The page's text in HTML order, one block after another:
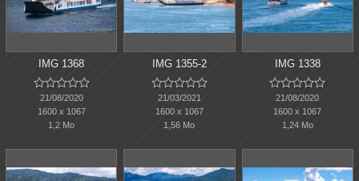
IMG 1368

21/08/2020
1600 x 1067
1,2 Mo
IMG 1355-2

21/03/2021
1600 x 1067
1,56 Mo
IMG 1338

21/08/2020
1600 x 1067
1,24 Mo